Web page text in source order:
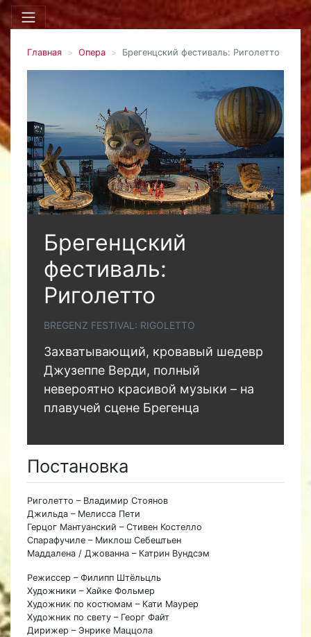
Главная Опера Брегенцский фестиваль: Риголетто
Брегенцский
фестиваль:
Риголетто
BREGENZ FESTIVAL: RIGOLETTO
Захватывающий, кровавый шедевр
Джузеппе Верди, полный
невероятно красивой музыки – на
плавучей сцене Брегенца
Постановка
Риголетто – Владимир Стоянов
Джильда – Мелисса Пети
Герцог Мантуанский – Стивен Костелло
Спарафучиле – Миклош Себештьен
Маддалена / Джованна – Катрин Вундсэм
Режиссер – Филипп Штёльцль
Художники – Хайке Фольмер
Художник по костюмам – Кати Маурер
Художник по свету – Георг Файт
Дирижер – Энрике Маццола